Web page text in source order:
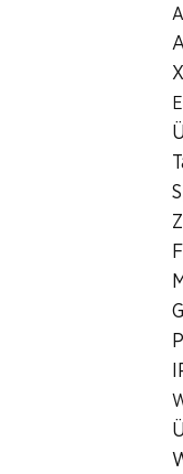
Filialsuche
Denner Filiale
1510
Chemin du
Zur